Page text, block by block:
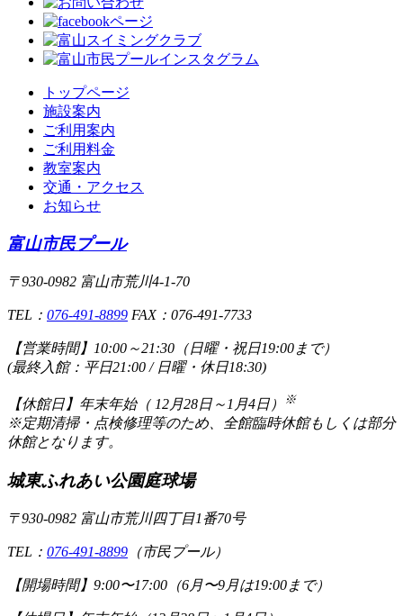
トップページ
施設案内
ご利用案内
ご利用料金
教室案内
交通・アクセス
お知らせ
富山市民プール
〒930-0982 富山市荒川4-1-70
TEL： 076-491-8899 FAX：076-491-7733
【営業時間】 10:00～21:30（日曜・祝日19:00まで）
(最終入館：平日21:00 / 日曜・休日18:30)
【休館日】 年末年始（ 12月28日～1月4日） ※
※定期清掃・点検修理等のため、全館臨時休館もしくは部分
休館となります。
城東ふれあい公園庭球場
〒930-0982 富山市荒川四丁目1番70号
TEL： 076-491-8899 （市民プール）
【開場時間】 9:00〜17:00（6月〜9月は19:00まで）